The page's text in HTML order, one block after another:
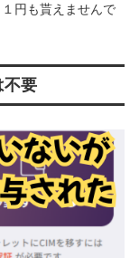
円も貰えませんで
不要